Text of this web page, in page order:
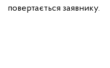
повертається заявнику.